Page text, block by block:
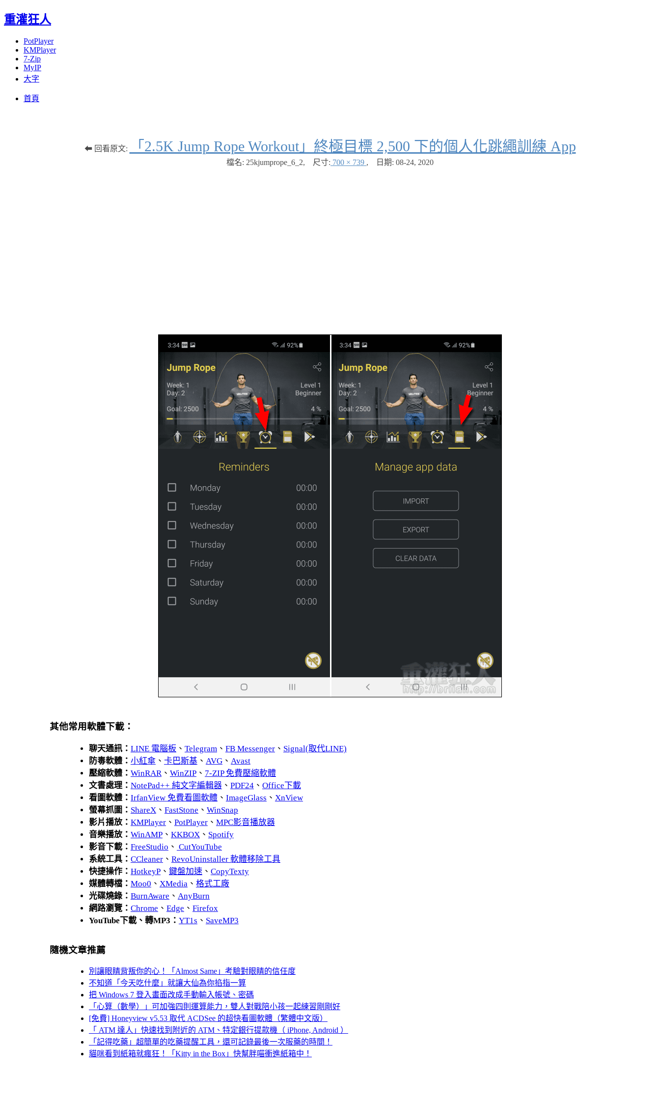
重灌狂人
PotPlayer
KMPlayer
7-Zip
MyIP
大字
首頁
⬅ 回看原文: 「2.5K Jump Rope Workout」終極目標 2,500 下的個人化跳繩訓練 App
檔名: 25kjumprope_6_2, 尺寸: 700 × 739 , 日期: 08-24, 2020
其他常用軟體下載：
聊天通訊： LINE 電腦板 、 Telegram、 FB Messenger、 Signal(取代LINE)
防毒軟體： 小紅傘 、 卡巴斯基、 AVG、 Avast
壓縮軟體： WinRAR、 WinZIP、 7-ZIP 免費壓縮軟體
文書處理： NotePad++ 純文字編輯器、 PDF24、 Office下載
看圖軟體： IrfanView 免費看圖軟體、 ImageGlass 、 XnView
螢幕抓圖： ShareX、 FastStone 、 WinSnap
影片播放： KMPlayer、 PotPlayer、 MPC影音播放器
音樂播放： WinAMP、 KKBOX、 Spotify
影音下載： FreeStudio 、 CutYouTube
系統工具： CCleaner、 RevoUninstaller 軟體移除工具
快捷操作： HotkeyP、 鍵盤加速、 CopyTexty
媒體轉檔： Moo0 、 XMedia、 格式工廠
光碟燒錄： BurnAware 、 AnyBurn
網路瀏覽： Chrome 、 Edge 、 Firefox
YouTube下載、轉MP3： YT1s 、 SaveMP3
隨機文章推薦
別讓眼睛背叛你的心！「Almost Same」考驗對眼睛的信任度
不知道「今天吃什麼」就讓大仙為你掐指一算
把 Windows 7 登入畫面改成手動輸入帳號、密碼
「心算（數學）」可加強四則運算能力，雙人對戰陪小孩一起練習剛剛好
[免費] Honeyview v5.53 取代 ACDSee 的超快看圖軟體（繁體中文版）
「 ATM 達人」快速找到附近的 ATM、特定銀行提款機（ iPhone, Android ）
「記得吃藥」超簡單的吃藥提醒工具，還可記錄最後一次服藥的時間！
貓咪看到紙箱就瘋狂！「Kitty in the Box」快幫胖喵衝進紙箱中！